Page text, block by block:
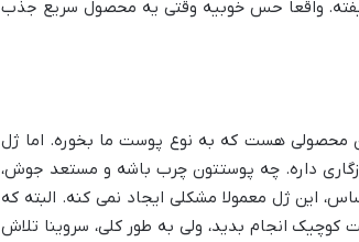
واقعا حس خوبیه وقتی یه محصول سریع جذب
محصولی هست که به نوع پوست ما بخوره. اما ژل
داره. چه پوستتون چرب باشه و مستعد جوش،
این ژل معمولا مشکلی ایجاد نمی کنه. البته که
انجام بدید، ولی به طور کلی، سروینا تلاش